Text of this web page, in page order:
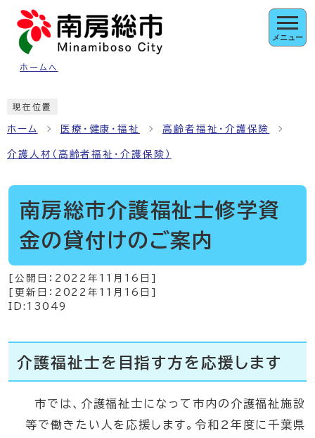
ページの先頭です
ホームへ
メニュー
現在位置
ホーム 医療・健康・福祉 高齢者福祉・介護保険
介護人材（高齢者福祉・介護保険）
南房総市介護福祉士修学資
金の貸付けのご案内
[公開日： 2022年11月16日
[更新日： 2022年11月16日
ID:13049
介護福祉士を目指す方を応援します
市では、介護福祉士になって市内の介護福祉施設
等で働きたい人を応援します。令和2年度に千葉県